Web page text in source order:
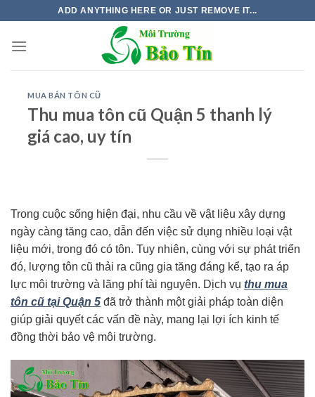
content
ADD ANYTHING HERE OR JUST REMOVE IT...
MUA BÁN TÔN CŨ
Thu mua tôn cũ Quận 5 thanh lý
giá cao, uy tín
Trong cuộc sống hiện đại, nhu cầu về vật liệu xây dựng
ngày càng tăng cao, dẫn đến việc sử dụng nhiều loại vật
liệu mới, trong đó có tôn. Tuy nhiên, cùng với sự phát triển
đó, lượng tôn cũ thải ra cũng gia tăng đáng kể, tạo ra áp
lực môi trường và lãng phí tài nguyên. Dịch vụ thu mua
tôn cũ tại Quận 5 đã trở thành một giải pháp toàn diện
giúp giải quyết các vấn đề này, mang lại lợi ích kinh tế
đồng thời bảo vệ môi trường.